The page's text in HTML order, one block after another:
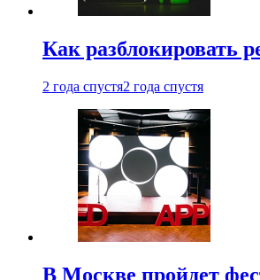
Как разблокировать
2 года спустя2 года спустя
В Москве пройдет